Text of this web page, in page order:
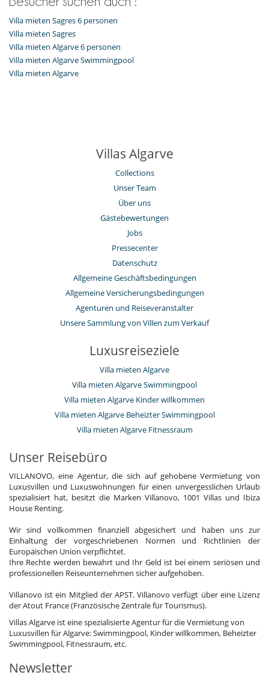
Villa mieten Sagres 6 personen
Villa mieten Sagres
Villa mieten Algarve 6 personen
Villa mieten Algarve Swimmingpool
Villa mieten Algarve
Villas Algarve
Collections
Unser Team
Über uns
Gästebewertungen
Jobs
Pressecenter
Datenschutz
Allgemeine Geschäftsbedingungen
Allgemeine Versicherungsbedingungen
Agenturen und Reiseveranstalter
Unsere Sammlung von Villen zum Verkauf
Luxusreiseziele
Villa mieten Algarve
Villa mieten Algarve Swimmingpool
Villa mieten Algarve Kinder willkommen
Villa mieten Algarve Beheizter Swimmingpool
Villa mieten Algarve Fitnessraum
Unser Reisebüro
VILLANOVO, eine Agentur, die sich auf gehobene Vermietung von
Luxusvillen und Luxuswohnungen für einen unvergesslichen Urlaub
spezialisiert hat, besitzt die Marken Villanovo, 1001 Villas und Ibiza
House Renting.
Wir sind vollkommen finanziell abgesichert und haben uns zur
Einhaltung der vorgeschriebenen Normen und Richtlinien der
Europäischen Union verpflichtet.
Ihre Rechte werden bewahrt und Ihr Geld ist bei einem seriösen und
professionellen Reiseunternehmen sicher aufgehoben.
Villanovo ist ein Mitglied der APST. Villanovo verfügt über eine Lizenz
der Atout France (Französische Zentrale für Tourismus).
Villas Algarve ist eine spezialisierte Agentur für die Vermietung von
Luxusvillen für Algarve: Swimmingpool, Kinder willkommen, Beheizter
Swimmingpool, Fitnessraum, etc.
Newsletter